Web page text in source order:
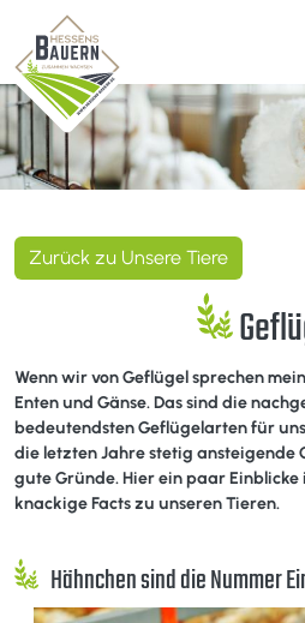
Zurück zu Unsere Tiere
Wenn wir von Geflügel sprechen
Enten und Gänse. Das sind die
bedeutendsten Geflügelarten für
die letzten Jahre stetig ansteigende
gute Gründe. Hier ein paar
knackige Facts zu unseren Tieren.
Hähnchen sind die Nummer